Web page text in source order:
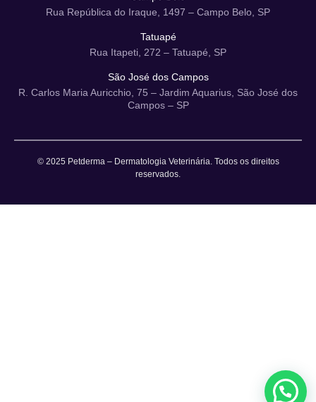
Rua República do Iraque, 1497 – Campo Belo, SP
Tatuapé
Rua Itapeti, 272 – Tatuapé, SP
São José dos Campos
R. Carlos Maria Auricchio, 75 – Jardim Aquarius, São José dos
Campos – SP
© 2025 Petderma – Dermatologia Veterinária. Todos os direitos
reservados.